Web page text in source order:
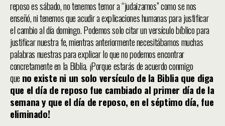
reposo es sábado, no tenemos temor a “judaizarnos” como se nos
enseñó, ni tenemos que acudir a explicaciones humanas para justificar
el cambio al día domingo. Podemos solo citar un versículo bíblico para
justificar nuestra fe, mientras anteriormente necesitábamos muchas
palabras nuestras para explicar lo que no podemos encontrar
concretamente en la Biblia. ¡Porque estarás de acuerdo conmigo
que no existe ni un solo versículo de la Biblia que diga
que el día de reposo fue cambiado al primer día de la
semana y que el día de reposo, en el séptimo día, fue
eliminado!